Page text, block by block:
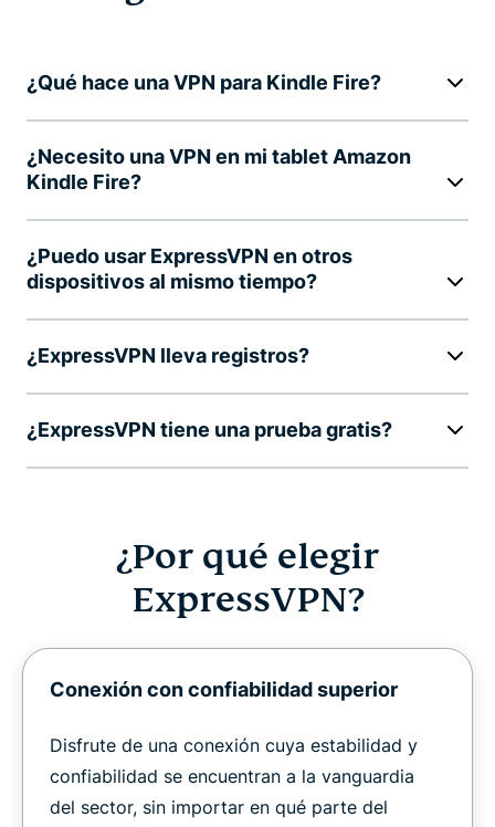
¿Qué hace una VPN para Kindle Fire?
¿Necesito una VPN en mi tablet Amazon
Kindle Fire?
¿Puedo usar ExpressVPN en otros
dispositivos al mismo tiempo?
¿ExpressVPN lleva registros?
¿ExpressVPN tiene una prueba gratis?
¿Por qué elegir
ExpressVPN?
Conexión con confiabilidad superior
Disfrute de una conexión cuya estabilidad y
confiabilidad se encuentran a la vanguardia
del sector, sin importar en qué parte del